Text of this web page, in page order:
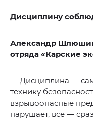
Дисциплину
Александр
отряда «Карские
— Дисциплина —
технику
взрывоопасные
нарушает, все —